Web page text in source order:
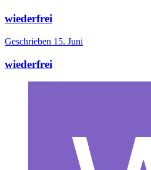
wiederfrei
Geschrieben 15. Juni
wiederfrei